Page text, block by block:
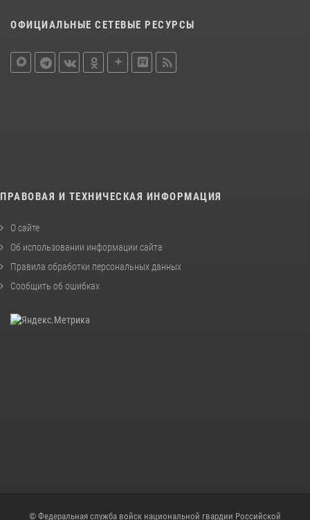
ОФИЦИАЛЬНЫЕ СЕТЕВЫЕ РЕСУРСЫ
ПРАВОВАЯ И ТЕХНИЧЕСКАЯ ИНФОРМАЦИЯ
О сайте
Об использовании информации сайта
Правила обработки персональных данных
Сообщить об ошибках
© Федеральная служба войск национальной гвардии Российской